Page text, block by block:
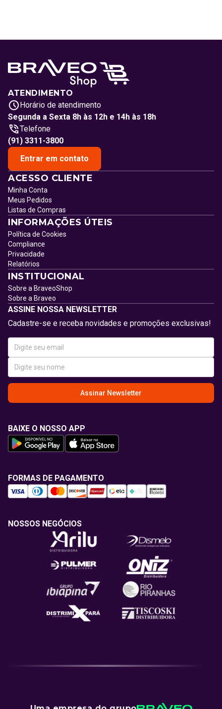
ATENDIMENTO
Horário de atendimento
Segunda a Sexta 8h às 12h e 14h às 18h
Telefone
(91) 3311-3800
Entrar em contato
ACESSO CLIENTE
Minha Conta
Meus Pedidos
Listas de Compras
INFORMAÇÕES ÚTEIS
Política de Cookies
Compliance
Privacidade
Relatórios
INSTITUCIONAL
Sobre a BraveoShop
Sobre a Braveo
ASSINE NOSSA NEWSLETTER
Cadastre-se e receba novidades e promoções exclusivas!
Assinar Newsletter
BAIXE O NOSSO APP
FORMAS DE PAGAMENTO
NOSSOS NEGÓCIOS